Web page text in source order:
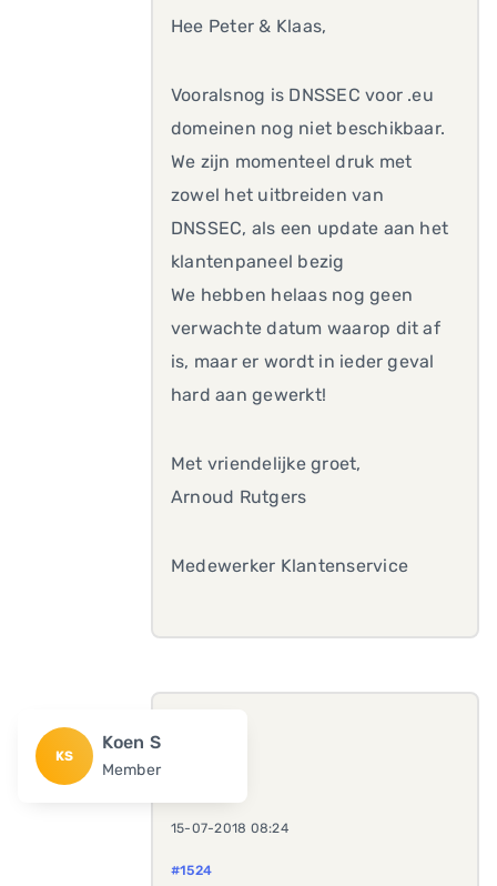
Hee Peter & Klaas,
Vooralsnog is DNSSEC voor .eu
domeinen nog niet beschikbaar.
We zijn momenteel druk met
zowel het uitbreiden van
DNSSEC, als een update aan het
klantenpaneel bezig
We hebben helaas nog geen
verwachte datum waarop dit af
is, maar er wordt in ieder geval
hard aan gewerkt!
Met vriendelijke groet,
Arnoud Rutgers
Medewerker Klantenservice
KS
Koen S
Member
15-07-2018 08:24
#1524